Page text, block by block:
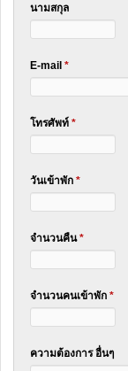
นามสกุล
E-mail *
โทรศัพท์ *
วันเข้าพัก *
จำนวนคืน*
จำนวนคนเข้าพัก *
ความต้องการ อื่นๆ